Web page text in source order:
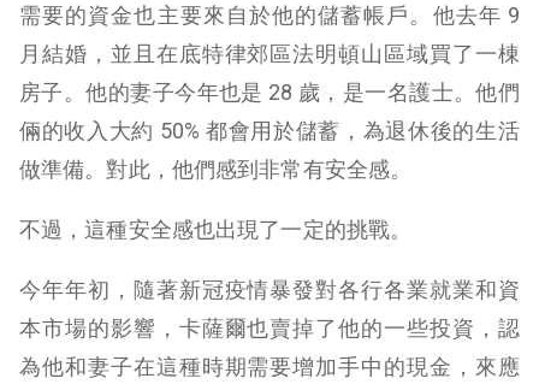
需要的資金也主要來自於他的儲蓄帳戶。他去年 9
月結婚，並且在底特律郊區法明頓山區域買了一棟
房子。他的妻子今年也是 28 歲，是一名護士。他們
倆的收入大約 50% 都會用於儲蓄，為退休後的生活
做準備。對此，他們感到非常有安全感。
不過，這種安全感也出現了一定的挑戰。
今年年初，隨著新冠疫情暴發對各行各業就業和資
本市場的影響，卡薩爾也賣掉了他的一些投資，認
為他和妻子在這種時期需要增加手中的現金，來應